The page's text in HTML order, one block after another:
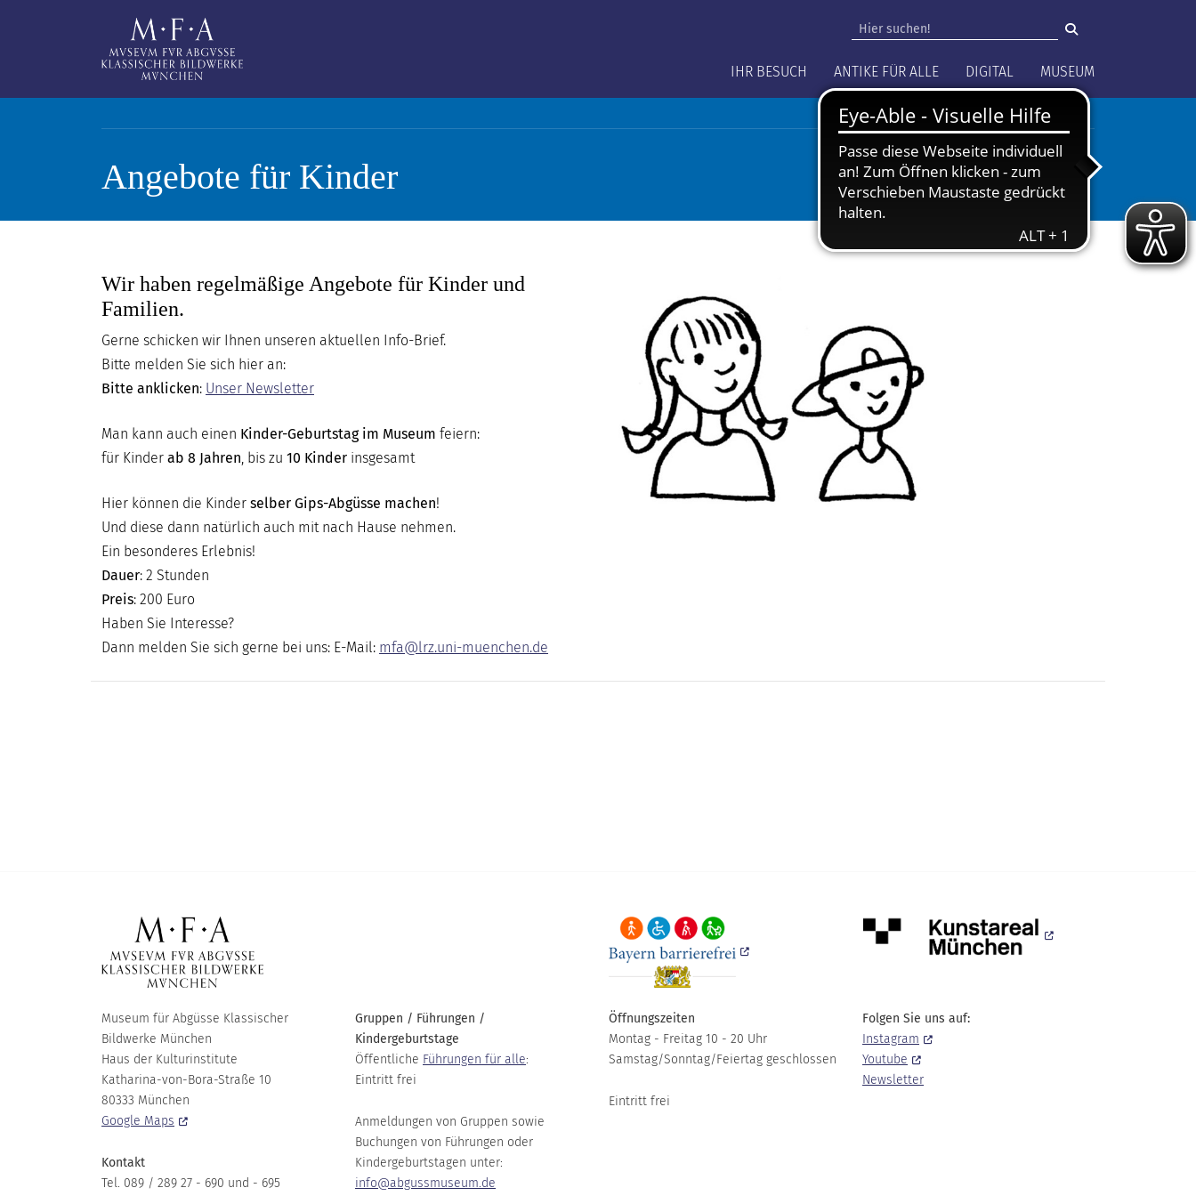
SUCHE
Main navigation
IHR BESUCH ANTIKE FÜR ALLE DIGITAL MUSEUM
Angebote für Kinder
Wir haben regelmäßige Angebote für Kinder und
Familien.
Gerne schicken wir Ihnen unseren aktuellen Info-Brief.
Bitte melden Sie sich hier an:
Bitte anklicken: Unser Newsletter
Man kann auch einen Kinder-Geburtstag im Museum feiern:
für Kinder ab 8 Jahren, bis zu 10 Kinder insgesamt
Hier können die Kinder selber Gips-Abgüsse machen!
Und diese dann natürlich auch mit nach Hause nehmen.
Ein besonderes Erlebnis!
Dauer: 2 Stunden
Preis: 200 Euro
Haben Sie Interesse?
Dann melden Sie sich gerne bei uns: E-Mail: mfa@lrz.uni-muenchen.de
Museum für Abgüsse Klassischer
Bildwerke München
Haus der Kulturinstitute
Katharina-von-Bora-Straße 10
80333 München
Google Maps
Kontakt
Tel. 089 / 289 27 - 690 und - 695
Gruppen / Führungen /
Kindergeburtstage
Öffentliche Führungen für alle:
Eintritt frei
Anmeldungen von Gruppen sowie
Buchungen von Führungen oder
Kindergeburtstagen unter:
info@abgussmuseum.de
Öffnungszeiten
Montag - Freitag 10 - 20 Uhr
Samstag/Sonntag/Feiertag geschlossen
Eintritt frei
Folgen Sie uns auf:
Instagram
Youtube
Newsletter